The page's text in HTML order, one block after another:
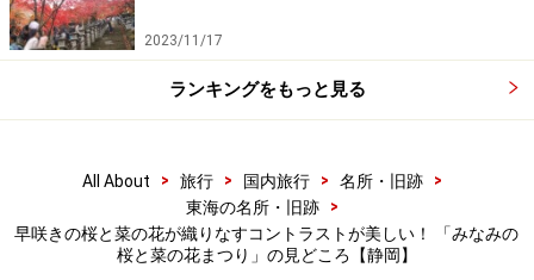
（2010年2月20日撮影）
まさに黄色のじゅうたんという言葉がぴったりの風景を楽し
2023/11/17
ランキングをもっと見る
All About > 旅行 > 国内旅行 > 名所・旧跡
>
東海の名所・旧跡
>
早咲きの桜と菜の花が織りなすコントラストが美しい！ 「みなみの
桜と菜の花まつり」の見どころ【静岡】